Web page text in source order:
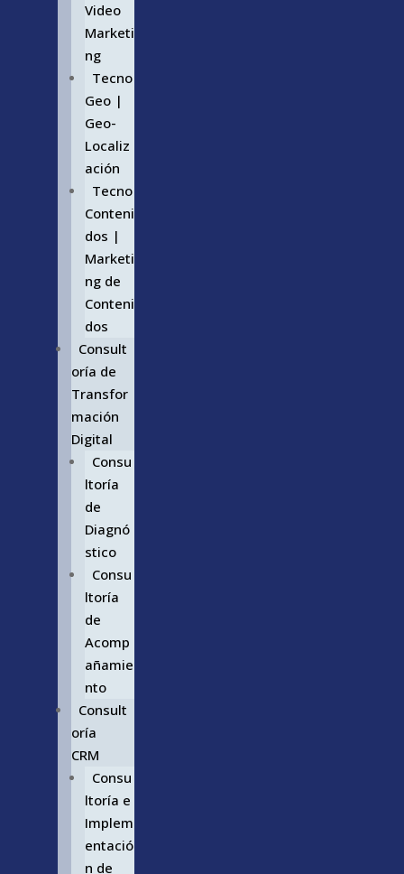
Video
Marketi
ng
Tecno
Geo |
Geo-
Localiz
ación
Tecno
Conteni
dos |
Marketi
ng de
Conteni
dos
Consult
oría de
Transfor
mación
Digital
Consu
ltoría
de
Diagnó
stico
Consu
ltoría
de
Acomp
añamie
nto
Consult
oría
CRM
Consu
ltoría e
Implem
entació
n de